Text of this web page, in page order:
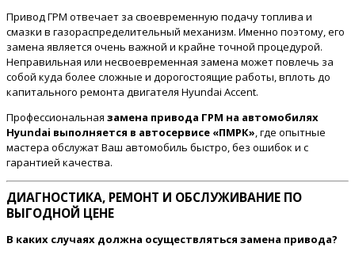
Привод ГРМ отвечает за своевременную подачу топлива и
смазки в газораспределительный механизм. Именно поэтому, его
замена является очень важной и крайне точной процедурой.
Неправильная или несвоевременная замена может повлечь за
собой куда более сложные и дорогостоящие работы, вплоть до
капитального ремонта двигателя Hyundai Accent.
Профессиональная замена привода ГРМ на автомобилях
Hyundai выполняется в автосервисе «ПМРК», где опытные
мастера обслужат Ваш автомобиль быстро, без ошибок и с
гарантией качества.
ДИАГНОСТИКА, РЕМОНТ И ОБСЛУЖИВАНИЕ ПО
ВЫГОДНОЙ ЦЕНЕ
В каких случаях должна осуществляться замена привода?